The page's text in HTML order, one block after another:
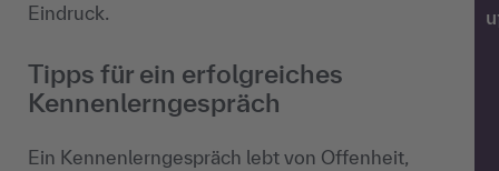
Eindruck.
Tipps für ein erfolgreiches
Kennenlerngespräch
Ein Kennenlerngespräch lebt von Offenheit,